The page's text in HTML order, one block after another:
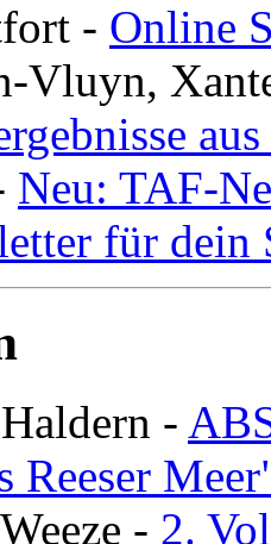
- Online
Vluyn,
Neu: TAF-
für dein
Haldern -
Reeser
Weeze - 2.